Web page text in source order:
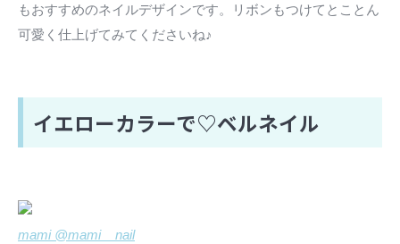
もおすすめのネイルデザインです。リボンもつけてとことん
可愛く仕上げてみてくださいね♪
イエローカラーで♡ベルネイル
mami @mami__nail